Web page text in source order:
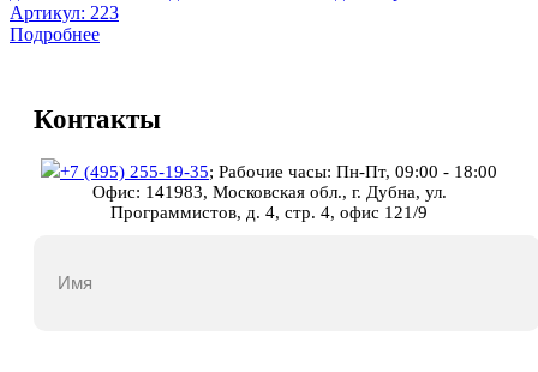
Артикул: 223
Подробнее
Контакты
+7 (495) 255-19-35; Рабочие часы: Пн-Пт, 09:00 - 18:00
Офис: 141983, Московская обл., г. Дубна, ул.
Программистов, д. 4, стр. 4, офис 121/9